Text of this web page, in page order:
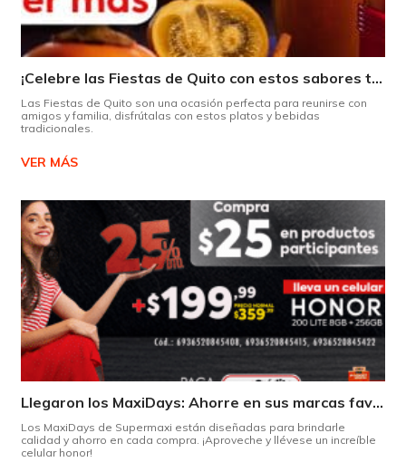
¡Celebre las Fiestas de Quito con estos sabores típicos!
Las Fiestas de Quito son una ocasión perfecta para reunirse con
amigos y familia, disfrútalas con estos platos y bebidas
tradicionales.
VER MÁS
Llegaron los MaxiDays: Ahorre en sus marcas favoritas
Los MaxiDays de Supermaxi están diseñadas para brindarle
calidad y ahorro en cada compra. ¡Aproveche y llévese un increíble
celular honor!